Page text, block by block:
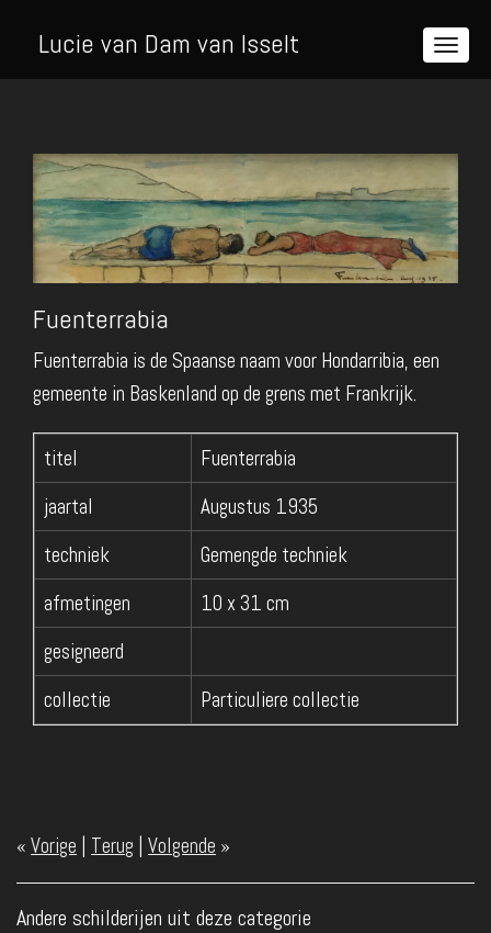
Lucie van Dam van Isselt
Fuenterrabia
Fuenterrabia is de Spaanse naam voor Hondarribia, een
gemeente in Baskenland op de grens met Frankrijk.
titel
Fuenterrabia
jaartal
Augustus 1935
techniek
Gemengde techniek
afmetingen
10 x 31 cm
gesigneerd
collectie
Particuliere collectie
« Vorige | Terug | Volgende »
Andere schilderijen uit deze categorie